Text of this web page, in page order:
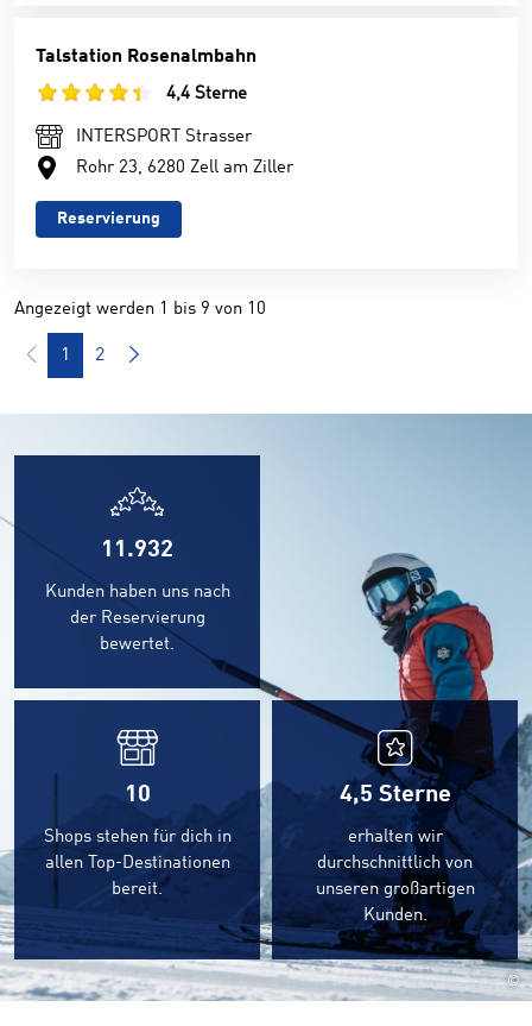
Talstation Rosenalmbahn
4,4 Sterne
INTERSPORT Strasser
Rohr 23, 6280 Zell am Ziller
Reservierung
Angezeigt werden 1 bis 9 von 10
1 2
11.932
Kunden haben uns nach
der Reservierung
bewertet.
10
Shops stehen für dich in
allen Top-Destinationen
bereit.
4,5 Sterne
erhalten wir
durchschnittlich von
unseren großartigen
Kunden.
©